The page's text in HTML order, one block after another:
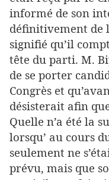
informé de son
définitivement de
signifié qu’il
tête du parti. M.
de se porter
Congrès et
désisterait afin
Quelle n’a été la
lorsqu’ au cours
seulement ne
prévu, mais que